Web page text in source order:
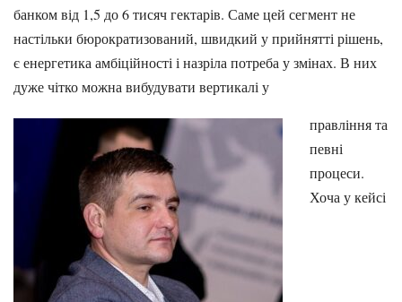
банком від 1,5 до 6 тисяч гектарів. Саме цей сегмент не
настільки бюрократизований, швидкий у прийнятті рішень,
є енергетика амбіційності і назріла потреба у змінах. В них
дуже чітко можна вибудувати вертикалі у
правління та
певні
процеси.
Хоча у кейсі